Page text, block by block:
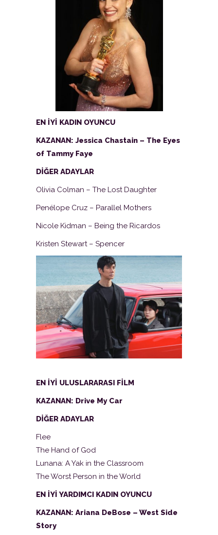
EN İYİ KADIN OYUNCU
KAZANAN: Jessica Chastain – The Eyes
of Tammy Faye
DİĞER ADAYLAR
Olivia Colman – The Lost Daughter
Penélope Cruz – Parallel Mothers
Nicole Kidman – Being the Ricardos
Kristen Stewart – Spencer
EN İYİ ULUSLARARASI FİLM
KAZANAN: Drive My Car
DİĞER ADAYLAR
Flee
The Hand of God
Lunana: A Yak in the Classroom
The Worst Person in the World
EN İYİ YARDIMCI KADIN OYUNCU
KAZANAN: Ariana DeBose – West Side
Story